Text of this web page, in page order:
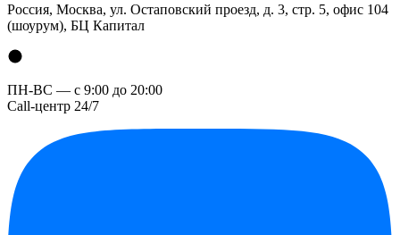
Россия, Москва, ул. Остаповский проезд, д. 3, стр. 5, офис 104
(шоурум), БЦ Капитал
ПН-ВС — с 9:00 до 20:00
Call-центр 24/7